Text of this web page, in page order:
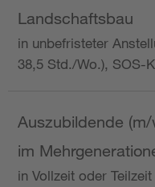
Landschaftsbau
in unbefristeter
38,5 Std./Wo.), SOS-
Auszubildende
im
in Vollzeit oder